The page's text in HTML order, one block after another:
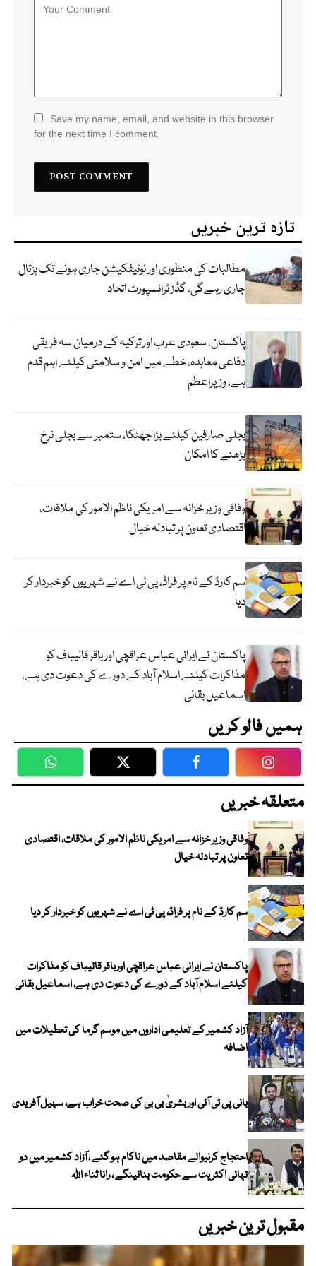
Save my name, email, and website in this browser
for the next time I comment.
تازہ ترین خبریں
مطالبات کی منظوری اور نوٹیفکیشن جاری ہونے تک ہڑتال
جاری رہےگی، گڈز ٹرانسپورٹ اتحاد
پاکستان، سعودی عرب اور ترکیہ کے درمیان سہ فریقی
دفاعی معاہدہ، خطے میں امن و سلامتی کیلئے اہم قدم
ہے، وزیراعظم
بجلی صارفین کیلئے بڑا جھٹکا، ستمبر سے بجلی نرخ
بڑھنے کا امکان
وفاقی وزیر خزانہ سے امریکی ناظم الامور کی ملاقات،
اقتصادی تعاون پر تبادلہ خیال
سم کارڈ کے نام پر فراڈ، پی ٹی اے نے شہریوں کو خبردار کر
دیا
پاکستان نے ایرانی عباس عراقچی اورباقر قالیباف کو
مذاکرات کیلئے اسلام آباد کے دورے کی دعوت دی ہے،
اسماعیل بقائی
ہمیں فالو کریں
WhatsApp Twitter Facebook
متعلقہ خبریں
وفاقی وزیر خزانہ سے امریکی ناظم الامور کی ملاقات، اقتصادی
تعاون پر تبادلہ خیال
سم کارڈ کے نام پر فراڈ، پی ٹی اے نے شہریوں کو خبردار کر دیا
پاکستان نے ایرانی عباس عراقچی اورباقر قالیباف کو مذاکرات
کیلئے اسلام آباد کے دورے کی دعوت دی ہے، اسماعیل بقائی
آزاد کشمیر کے تعلیمی اداروں میں موسم گرما کی تعطیلات میں
اضافہ
بانی پی ٹی آئی اور بشریٰ بی بی کی صحت خراب ہے، سہیل آفریدی
احتجاج کرنیوالے مقاصد میں ناکام ہو گئے ، آزاد کشمیر میں دو
تہائی اکثریت سے حکومت بنائینگے ، رانا ثناء اللہ
مقبول ترین خبریں